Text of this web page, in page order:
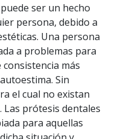
ser un hecho
persona, debido a
Una persona
a problemas para
más
Sin
el cual no existan
Las prótesis dentales
para aquellas